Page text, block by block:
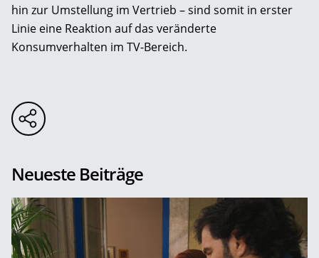
hin zur Umstellung im Vertrieb – sind somit in erster
Linie eine Reaktion auf das veränderte
Konsumverhalten im TV-Bereich.
Neueste Beiträge